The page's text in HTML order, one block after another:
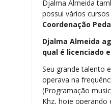
Djalma Almeida
possui vários
Coordenação
Djalma Almeida
qual é licenciado
Seu grande talento
operava na
(Programação
Khz, hoje operando